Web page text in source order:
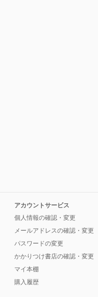
アカウントサービス
個人情報の確認・変更
メールアドレスの確認・変更
パスワードの変更
かかりつけ書店の確認・変更
マイ本棚
購入履歴